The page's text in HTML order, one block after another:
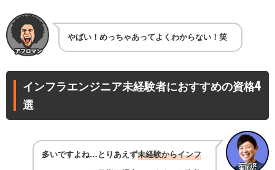
やばい！めっちゃあってよくわからない！笑
インフラエンジニア未経験者におすすめの資格4
選
多いですよね…とりあえず未経験からインフ